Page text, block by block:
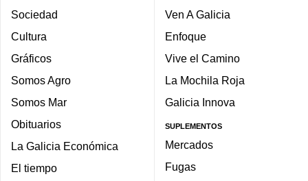
Sociedad
Cultura
Gráficos
Somos Agro
Somos Mar
Obituarios
La Galicia Económica
El tiempo
Ven A Galicia
Enfoque
Vive el Camino
La Mochila Roja
Galicia Innova
SUPLEMENTOS
Mercados
Fugas